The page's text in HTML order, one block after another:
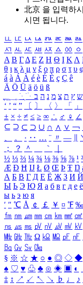
北京 을 입력하
시면 됩니다.
ㅥ ㅦ ㅧ ㅨ ㅩ ㅪ ㅫ ㅬ
ㅺ ㅻ ㅼ ㅽ ㅾ ㅿ ㆀ ㆁ
Α Β ΓΔ Ε Ζ Η Θ Ι ΚΛ
θ ι κ λ μ ν ξ ο π ρ σ τ υ
á à Á À é è É È ç Ç ê
Ä Ö Ü ä ö ü ß
ִֶֹ ֻּ ׁׂ ש ץ ת צ מ נ ה ב
‘ ’ “ ” 〔 〕 〈 〉 「 」
± × ÷ ≠ ≤ ≥ ∞ ∴ ♂ ♀ ∠
⊆ ⊇ ⊂ ⊃ ∪ ∩ ∧ ∨ ￢
、
。 · ‥ … ¨ 〃 ―
；
？ ＾ ｀
½ ⅓ ⅔ ¼ ¾ ⅛ ⅜ ⅝ ⅞ ¹ ²
Æ Ð Ħ Ĳ Ł Ø Œ Þ Ŧ Ŋ
А Б В Г Д Е Ё Ж З И Й
Ы Ь Э Ю Я а б в г д е ё
ы ь э ю я
′ ″ ℃ Å ￠ ￡ ￥ ¤ ℉ ‰
㎙ ㎚ ㎛ ㎜ ㎝ ㎞ ㎟ ㎠
㎱ ㎲ ㎳ ㎴ ㎵ ㎶ ㎷ ㎸
㎒ ㎓ ㎔ Ω ㏀ ㏁ ㎊ ㎋
㏃ ㏉ ㏜ ㏆
§ ※ ☆ ★ ○ ● ◎ ◇ ◆
♠ ♡ ♥ ♧ ♣ ⊙ ◈ ▣ ◐
‡ ↕ ↗ ↙ ↖ ↘ ♭ ♩ ♪